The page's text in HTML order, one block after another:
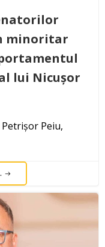
minoritar
lui Nicușor
Peiu,